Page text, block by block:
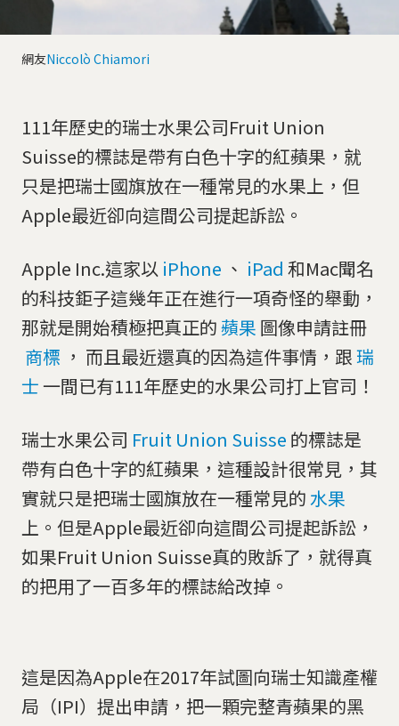
網友Niccolò Chiamori
111年歷史的瑞士水果公司Fruit Union
Suisse的標誌是帶有白色十字的紅蘋果，就
只是把瑞士國旗放在一種常見的水果上，但
Apple最近卻向這間公司提起訴訟。
Apple Inc.這家以 iPhone 、 iPad 和Mac聞名
的科技鉅子這幾年正在進行一項奇怪的舉動，
那就是開始積極把真正的蘋果 圖像申請註冊
商標 ， 而且最近還真的因為這件事情，跟瑞
士一間已有111年歷史的水果公司打上官司！
瑞士水果公司 Fruit Union Suisse 的標誌是
帶有白色十字的紅蘋果，這種設計很常見，其
實就只是把瑞士國旗放在一種常見的水果
上。但是Apple最近卻向這間公司提起訴訟，
如果Fruit Union Suisse真的敗訴了，就得真
的把用了一百多年的標誌給改掉。
這是因為Apple在2017年試圖向瑞士知識產權
局（IPI）提出申請，把一顆完整青蘋果的黑